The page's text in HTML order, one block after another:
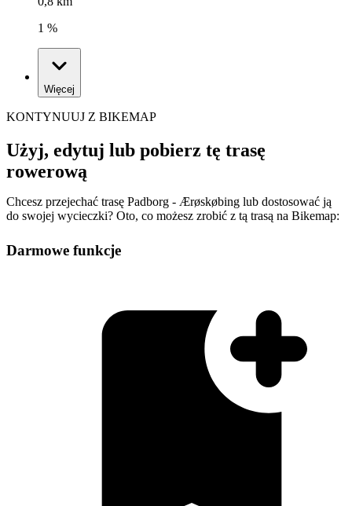
1 %
Więcej
KONTYNUUJ Z BIKEMAP
Użyj, edytuj lub pobierz tę trasę
rowerową
Chcesz przejechać trasę Padborg - Ærøskøbing lub dostosować ją
do swojej wycieczki? Oto, co możesz zrobić z tą trasą na Bikemap:
Darmowe funkcje